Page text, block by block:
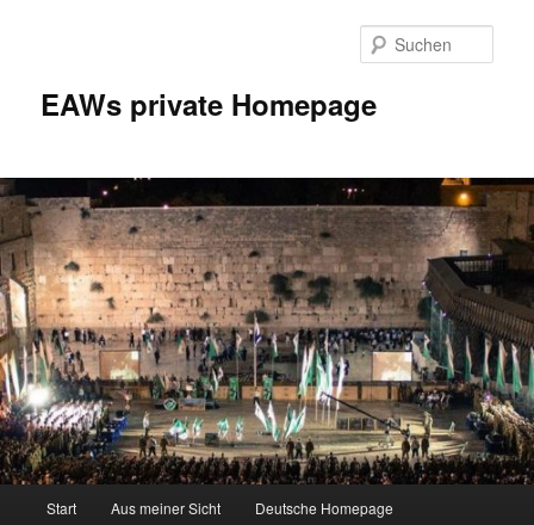
EAWs private Homepage
Start Aus meiner Sicht Deutsche Homepage